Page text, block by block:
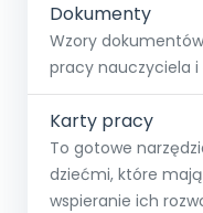
Dokumenty
Wzory
pracy nauczyciela
Karty pracy
To gotowe
dziećmi, które
wspieranie ich